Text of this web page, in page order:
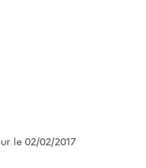
le 02/02/2017